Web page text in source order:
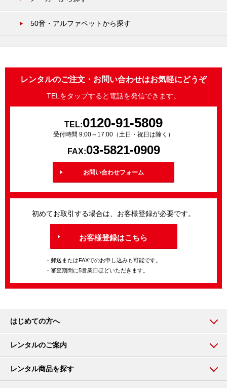
50音・アルファベットから探す
レンタルのご注文・お問い合わせはお気軽にどうぞ
TELをタップすると電話を発信できます。
TEL:0120-91-5809
受付時間 9:00～17:00（土日・祝日は除く）
FAX:03-5821-0909
お問い合わせフォーム
初めてお取引する場合は、お客様登録が必要です。
お客様登録はこちら
・郵送またはFAXでのお申し込みも可能です。
・審査期間に5営業日ほどいただきます。
はじめての方へ
レンタルのご案内
レンタル商品を探す